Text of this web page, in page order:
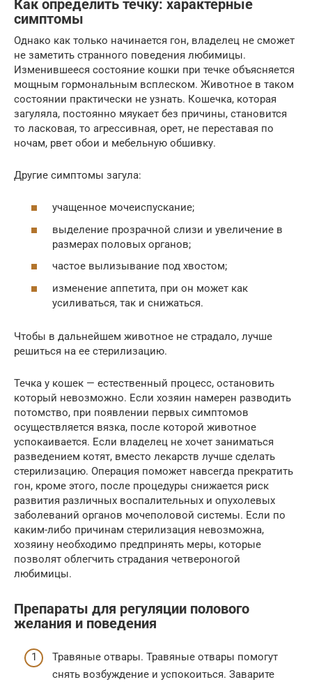
Как определить течку: характерные
симптомы
Однако как только начинается гон, владелец не сможет
не заметить странного поведения любимицы.
Изменившееся состояние кошки при течке объясняется
мощным гормональным всплеском. Животное в таком
состоянии практически не узнать. Кошечка, которая
загуляла, постоянно мяукает без причины, становится
то ласковая, то агрессивная, орет, не переставая по
ночам, рвет обои и мебельную обшивку.
Другие симптомы загула:
учащенное мочеиспускание;
выделение прозрачной слизи и увеличение в
размерах половых органов;
частое вылизывание под хвостом;
изменение аппетита, при он может как
усиливаться, так и снижаться.
Чтобы в дальнейшем животное не страдало, лучше
решиться на ее стерилизацию.
Течка у кошек — естественный процесс, остановить
который невозможно. Если хозяин намерен разводить
потомство, при появлении первых симптомов
осуществляется вязка, после которой животное
успокаивается. Если владелец не хочет заниматься
разведением котят, вместо лекарств лучше сделать
стерилизацию. Операция поможет навсегда прекратить
гон, кроме этого, после процедуры снижается риск
развития различных воспалительных и опухолевых
заболеваний органов мочеполовой системы. Если по
каким-либо причинам стерилизация невозможна,
хозяину необходимо предпринять меры, которые
позволят облегчить страдания четвероногой
любимицы.
Препараты для регуляции полового
желания и поведения
Травяные отвары. Травяные отвары помогут
снять возбуждение и успокоиться. Заварите